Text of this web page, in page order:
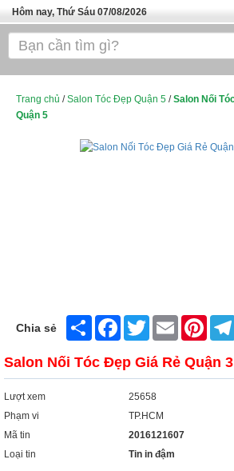
Hôm nay, Thứ Sáu 07/08/2026
Trang chủ
SPA TPHCM
Trang chủ /Salon Tóc Đẹp Quận 5 /Salon Nối
Quận 5
Chia sẻ Share FacebookTwitter Email
Salon Nối Tóc Đẹp Giá Rẻ Quận
Lượt xem
25658
Phạm vi
TP.HCM
Mã tin
2016121607
Loại tin
Tin in đậm